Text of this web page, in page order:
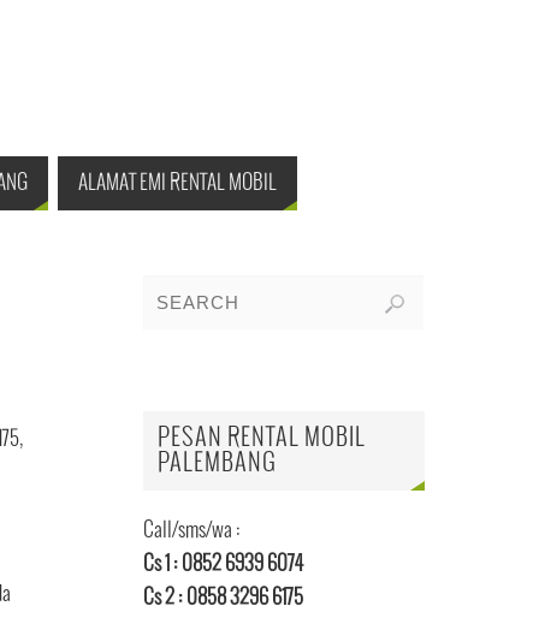
ALAMAT EMI RENTAL MOBIL
PESAN RENTAL MOBIL
PALEMBANG
Call/sms/wa :
Cs 1 : 0852 6939 6074
Cs 2 : 0858 3296 6175